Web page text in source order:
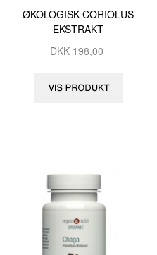
ØKOLOGISK CORIOLUS
EKSTRAKT
DKK 198,00